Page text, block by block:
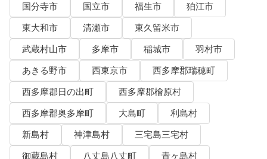
国分寺市
国立市 福生市
狛江市
東大和市
清瀬市
東久留米市
武蔵村山市
多摩市 稲城市
羽村市
あきる野市
西東京市
西多摩郡瑞穂町
西多摩郡日の出町
西多摩郡檜原村
西多摩郡奥多摩町
大島町
利島村
新島村
神津島村
三宅島三宅村
御蔵島村
八丈島八丈町 青ヶ島村